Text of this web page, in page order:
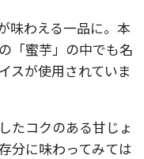
味わえる一品に。本
「蜜芋」の中でも名
スが使用されていま
たコクのある甘じょ
分に味わってみては